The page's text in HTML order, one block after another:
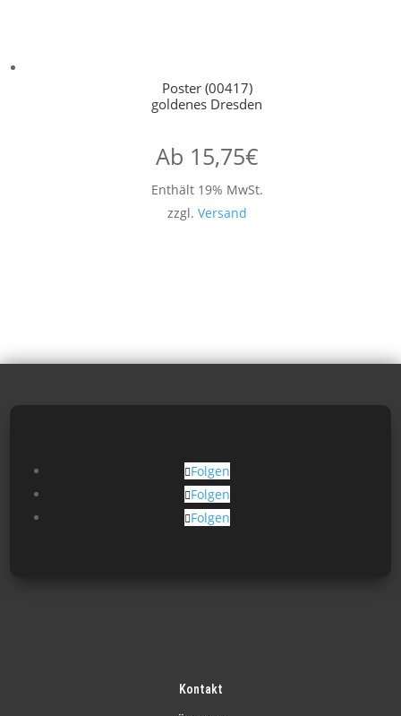
Poster (00417)
goldenes Dresden
Ab 15,75€
Enthält 19% MwSt.
zzgl. Versand
Folgen
Folgen
Folgen
Kontakt